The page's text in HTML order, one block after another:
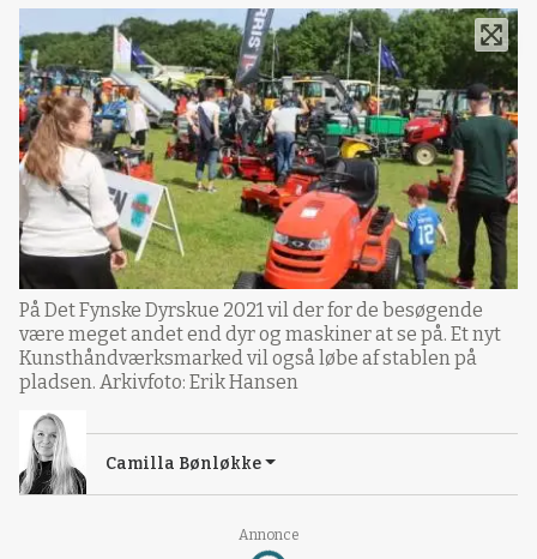
Annonce
På Det Fynske Dyrskue 2021 vil der for de besøgende
være meget andet end dyr og maskiner at se på. Et nyt
Kunsthåndværksmarked vil også løbe af stablen på
pladsen. Arkivfoto: Erik Hansen
Camilla Bønløkke